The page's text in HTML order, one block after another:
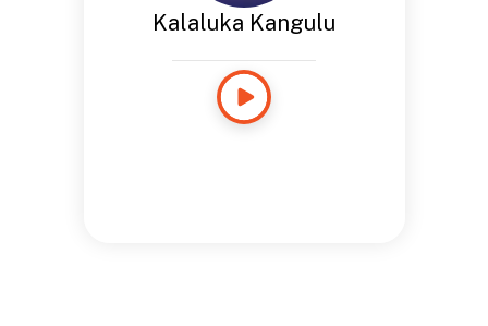
Kalaluka Kangulu